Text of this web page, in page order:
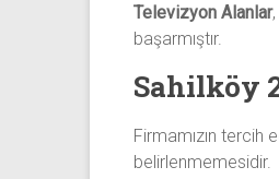
ödeme
alabilirsiniz.
alanlar
alım
yapıyor
Televizyon Alanlar
başarmıştır.
Sahilköy
Firmamızın tercih
belirlenmemesidir.